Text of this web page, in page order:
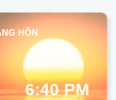
HÔN
6:40 PM